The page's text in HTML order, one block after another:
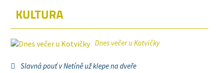
KULTURA
Dnes večer u Kotvičky
Slavná pouť v Netíně už klepe na dveře